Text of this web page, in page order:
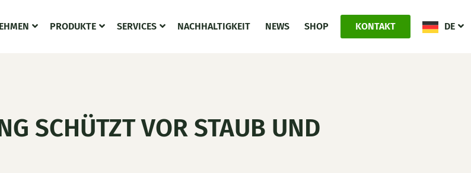
PRODUKTE SERVICES NACHHALTIGKEIT NEWS SHOP KONTAKT DE
SCHÜTZT VOR STAUB UND